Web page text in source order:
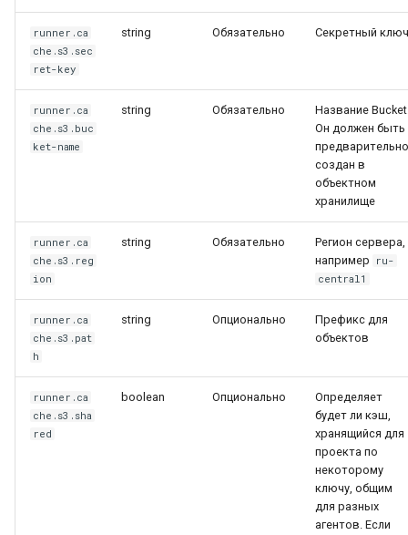
runner.ca
che.s3.sec
ret-key
string Обязательно Секретный ключ
runner.ca
che.s3.buc
ket-name
string Обязательно
Название
Он должен быть
предварительно
создан в
объектном
хранилище
runner.ca
che.s3.reg
ion
string Обязательно
Регион сервера,
например
ru-
central1
runner.ca
che.s3.pat
h
string Опционально
Префикс для
объектов
runner.ca
che.s3.sha
red
boolean Опционально
Определяет
будет ли кэш,
хранящийся для
проекта по
некоторому
ключу, общим
для разных
агентов. Если